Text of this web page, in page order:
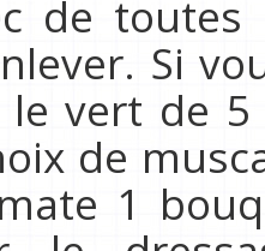
de
Si
vert de
de
1